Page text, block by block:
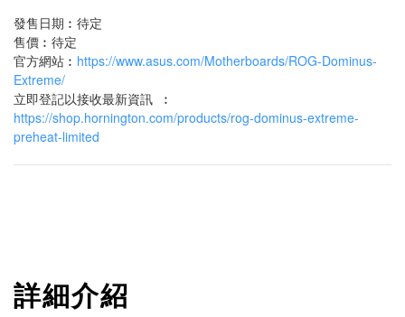
發售日期︰待定
售價︰待定
官方網站︰ https://www.asus.com/Motherboards/ROG-Dominus-
Extreme/
立即登記以接收最新資訊 ︰
https://shop.hornington.com/products/rog-dominus-extreme-
preheat-limited
詳細介紹